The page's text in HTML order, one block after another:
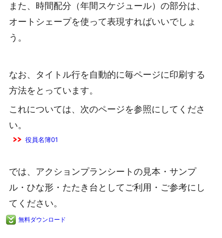
また、時間配分（年間スケジュール）の部分は、
オートシェープを使って表現すればいいでしょ
う。
なお、タイトル行を自動的に毎ページに印刷する
方法をとっています。
これについては、次のページを参照にしてくださ
い。
役員名簿01
では、アクションプランシートの見本・サンプ
ル・ひな形・たたき台としてご利用・ご参考にし
てください。
無料ダウンロード